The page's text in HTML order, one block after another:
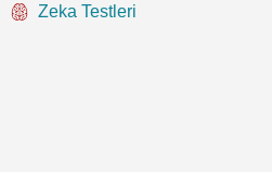
Zeka Testleri